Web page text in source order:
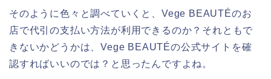
そのように色々と調べていくと、Vege BEAUTÉのお
店で代引の支払い方法が利用できるのか？それともで
きないかどうかは、Vege BEAUTÉの公式サイトを確
認すればいいのでは？と思ったんですよね。